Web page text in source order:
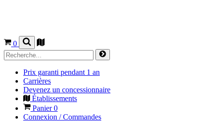
0
Prix garanti pendant 1 an
Carrières
Devenez un concessionnaire
Établissements
Panier0
Connexion / Commandes